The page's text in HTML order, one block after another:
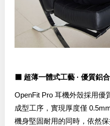
⬛ 超薄一體式工藝 · 優質鋁
OpenFit Pro 耳機外殼採用優
成型工序，實現厚度僅
機身堅固耐用的同時，依然